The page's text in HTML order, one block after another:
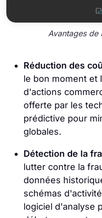
Avantages de
Réduction des
le bon moment et
d'actions
offerte par les
prédictive pour
globales.
Détection de la
lutter contre la
données
schémas
logiciel d'analyse